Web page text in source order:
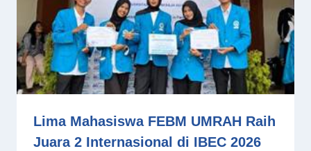
Lima Mahasiswa FEBM UMRAH Raih
Juara 2 Internasional di IBEC 2026